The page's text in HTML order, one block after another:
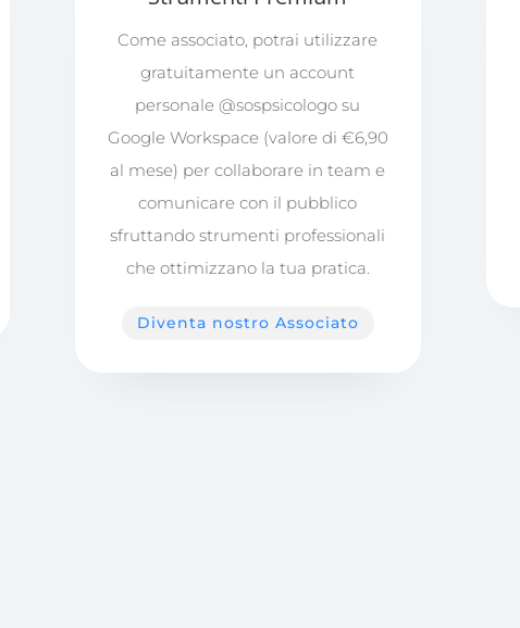
Come associato, potrai utilizzare
gratuitamente un account
personale @sospsicologo su
Google Workspace (valore di €6,90
al mese) per collaborare in team e
comunicare con il pubblico
sfruttando strumenti professionali
che ottimizzano la tua pratica.
Diventa nostro Associato